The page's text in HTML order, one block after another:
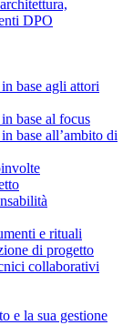
DPO
base agli attori
base al focus
base all’ambito di
e rituali
di progetto
collaborativi
e la sua gestione